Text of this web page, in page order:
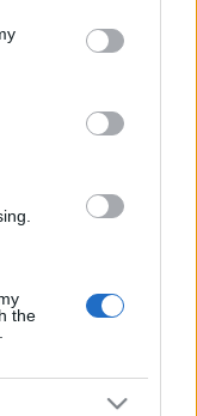
You may click to
party tags to
in below Google
the
éttermében, a
legnagyobb
és
I.
és
megtörtént az I.
a
lecseréltük a